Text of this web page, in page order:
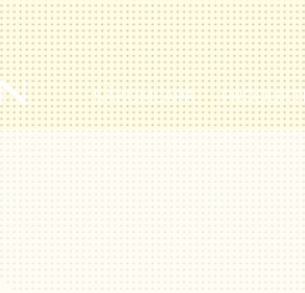
SĀKUMLAPA PRODUKTI